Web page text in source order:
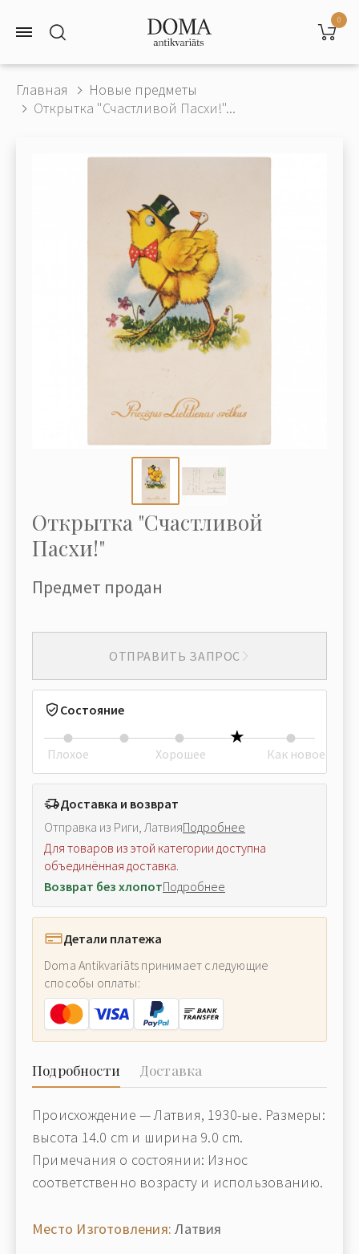
0
Главная
Новые предметы
Открытка "Счастливой Пасхи!"...
Открытка "Счастливой
Пасхи!"
Предмет продан
ОТПРАВИТЬ ЗАПРОС
Состояние
Плохое Хорошее Как новое
Доставка и возврат
Отправка из Риги, ЛатвияПодробнее
Для товаров из этой категории доступна
объединённая доставка.
Возврат без хлопотПодробнее
Детали платежа
Doma Antikvariāts принимает следующие
способы оплаты:
Подробности Доставка
Происхождение — Латвия, 1930-ые. Размеры:
высота 14.0 cm и ширина 9.0 cm.
Примечания о состоянии: Износ
соответственно возрасту и использованию.
Место Изготовления: Латвия